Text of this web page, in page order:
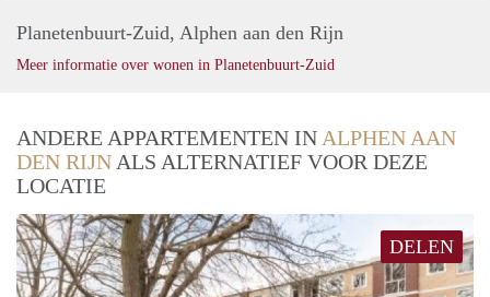
Planetenbuurt-Zuid, Alphen aan den Rijn
Meer informatie over wonen in Planetenbuurt-Zuid
ANDERE APPARTEMENTEN IN ALPHEN AAN
DEN RIJN ALS ALTERNATIEF VOOR DEZE
LOCATIE
DELEN